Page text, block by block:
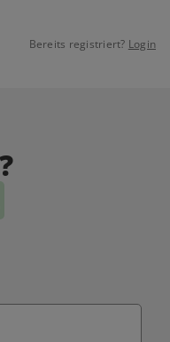
Bereits registriert? Login